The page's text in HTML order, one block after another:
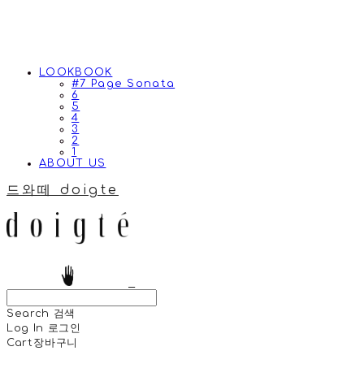
LOOKBOOK
#7 Page Sonata
6
5
4
3
2
1
ABOUT US
드와떼 doigte
Search 검색
Log In 로그인
Cart 장바구니